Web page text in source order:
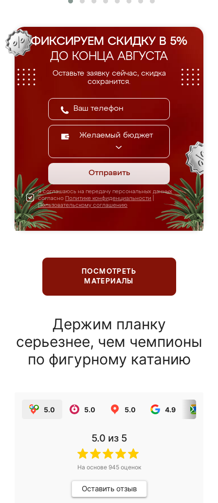
ФИКСИРУЕМ СКИДКУ В 5%
ДО КОНЦА АВГУСТА
Оставьте заявку сейчас, скидка
сохранится.
Желаемый бюджет
Отправить
Я соглашаюсь на передачу персональных данных
согласно Политике конфиденциальности
Пользовательскому соглашению
ПОСМОТРЕТЬ
МАТЕРИАЛЫ
Держим планку
серьезнее, чем чемпионы
по фигурному катанию
5.0 5.0 5.0 4.9
5.0 из 5
На основе 945оценок
Оставить отзыв